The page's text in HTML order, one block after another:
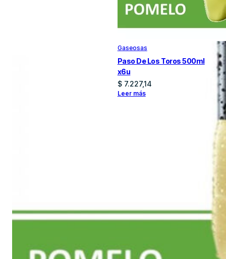
Gaseosas
Paso De Los Toros 500ml
x6u
$7.227,14
Leer más